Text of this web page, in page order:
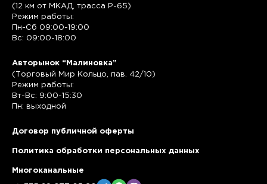
(12 км от МКАД, трасса P-65)
Режим работы:
Пн-Сб 09:00-19:00
Вс: 09:00-18:00
Авторынок “Малиновка”
(Торговый Мир Кольцо, пав. 42/10)
Режим работы:
Вт-Вс: 9:00-15:30
Пн: выходной
Договор публичной оферты
Политика обработки персональных данных
Многоканальные